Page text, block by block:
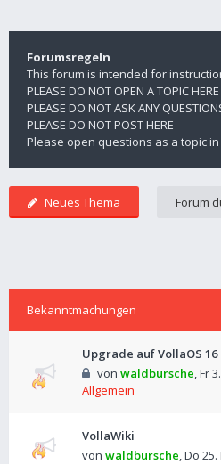
Forumsregeln
This forum is intended for
PLEASE DO NOT OPEN A TOPIC HERE
PLEASE DO NOT ASK ANY
PLEASE DO NOT POST HERE
Please open questions as a topic
Neues Thema
Bekanntmachungen
Upgrade auf VollaOS 16
von waldbursche,Fr
Allgemein
VollaWiki
von waldbursche,Do 25.